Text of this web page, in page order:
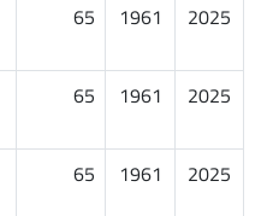
65 1961 2025
65 1961 2025
65 1961 2025